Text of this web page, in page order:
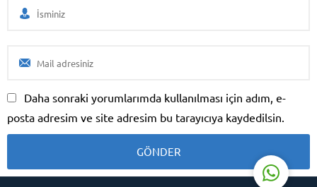
Daha sonraki yorumlarımda kullanılması için adım, e-
posta adresim ve site adresim bu tarayıcıya kaydedilsin.
Cevap Yaz